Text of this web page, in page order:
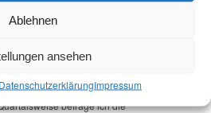
Ablehnen
ansehen
Datenschutz­erklärungImpressum
befrage ich die